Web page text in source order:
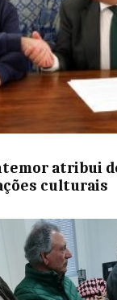
atribui
culturais